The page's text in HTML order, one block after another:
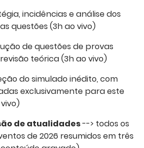
incidências e análise dos
questões (3h ao vivo)
de questões de provas
teórica (3h ao vivo)
do simulado inédito, com
exclusivamente para este
de atualidades--> todos os
de 2026 resumidos em três